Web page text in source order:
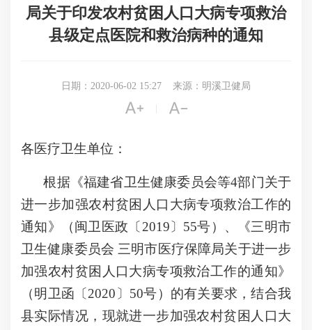
局关于印发农村贫困人口大病专项救治
县级定点医院和救治病种的通知
日期：2020-06-02 15:27 来源：明溪卫健局
 
各医疗卫生单位：
根据《福建省卫生健康委员会等4部门关于
进一步加强农村贫困人口大病专项救治工作的
通知》（闽卫医政〔2019〕55号）、《三明市
卫生健康委员会 三明市医疗保障局关于进一步
加强农村贫困人口大病专项救治工作的通知》
（明卫函〔2020〕50号）的有关要求，结合我
县实际情况，现就进一步加强农村贫困人口大